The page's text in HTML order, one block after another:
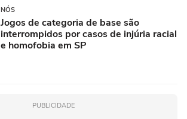
NÓS
Jogos de categoria de base são
interrompidos por casos de injúria racial
e homofobia em SP
PUBLICIDADE